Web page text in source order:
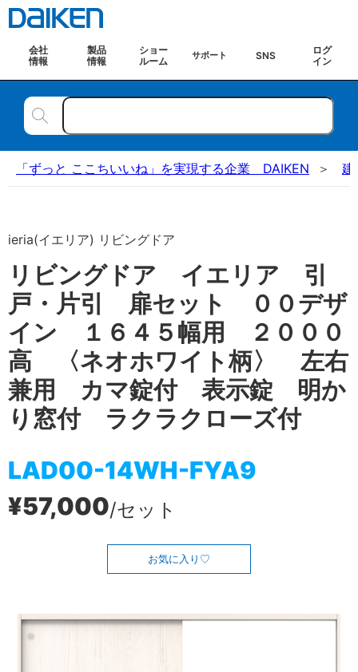
会社
情報
製品
情報
ショー
ルーム
サポート SNS
ログ
イン
「ずっと ここちいいね」を実現する企業 DAIKEN 建
ieria(イエリア) リビングドア
リビングドア イエリア 引
戸・片引 扉セット ００デザ
イン １６４５幅用 ２０００
高 〈ネオホワイト柄〉 左右
兼用 カマ錠付 表示錠 明か
り窓付 ラクラクローズ付
LAD00-14WH-FYA9
¥57,000/セット
お気に入り